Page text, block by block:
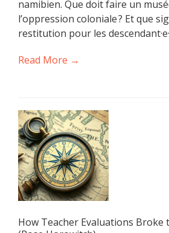
namibien. Que doit faire un
l’oppression coloniale ? Et que
restitution pour les
Read More →
How Teacher Evaluations Broke